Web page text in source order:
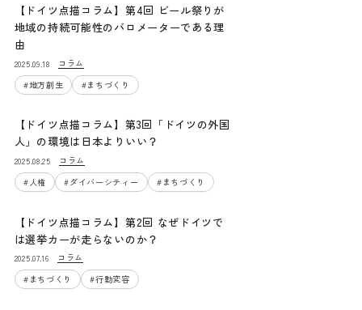
【ドイツ点描コラム】第4回 ビール祭りが
地域の持続可能性のバロメーターである理
由
2025.09.18
コラム
#地方創生 #まちづくり
【ドイツ点描コラム】第3回「ドイツの外国
人」の環境は日本よりいい？
2025.08.25
コラム
# 人権 #ダイバーシティー # まちづくり
【ドイツ点描コラム】第2回 なぜドイツで
は選挙カーが走らないのか？
2025.07.16
コラム
# まちづくり #行動変容